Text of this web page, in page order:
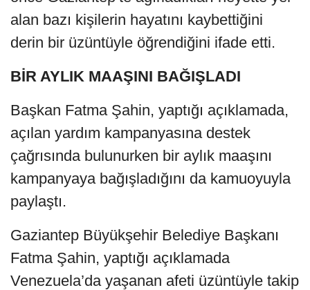
alan bazı kişilerin hayatını kaybettiğini
derin bir üzüntüyle öğrendiğini ifade etti.
BİR AYLIK MAAŞINI BAĞIŞLADI
Başkan Fatma Şahin, yaptığı açıklamada,
açılan yardım kampanyasına destek
çağrısında bulunurken bir aylık maaşını
kampanyaya bağışladığını da kamuoyuyla
paylaştı.
Gaziantep Büyükşehir Belediye Başkanı
Fatma Şahin, yaptığı açıklamada
Venezuela’da yaşanan afeti üzüntüyle takip